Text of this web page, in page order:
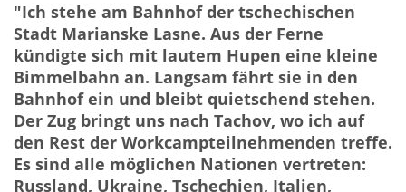
"Ich stehe am Bahnhof der tschechischen
Stadt Marianske Lasne. Aus der Ferne
kündigte sich mit lautem Hupen eine kleine
Bimmelbahn an. Langsam fährt sie in den
Bahnhof ein und bleibt quietschend stehen.
Der Zug bringt uns nach Tachov, wo ich auf
den Rest der Workcampteilnehmenden treffe.
Es sind alle möglichen Nationen vertreten:
Russland, Ukraine, Tschechien, Italien,